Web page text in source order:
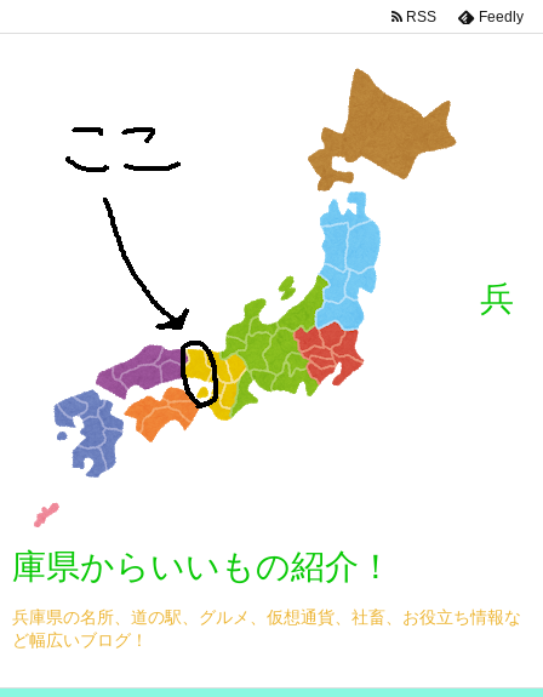
兵
庫県からいいもの紹介！
兵庫県の名所、道の駅、グルメ、仮想通貨、社畜、お役立ち情報な
ど幅広いブログ！
RSS Feedly